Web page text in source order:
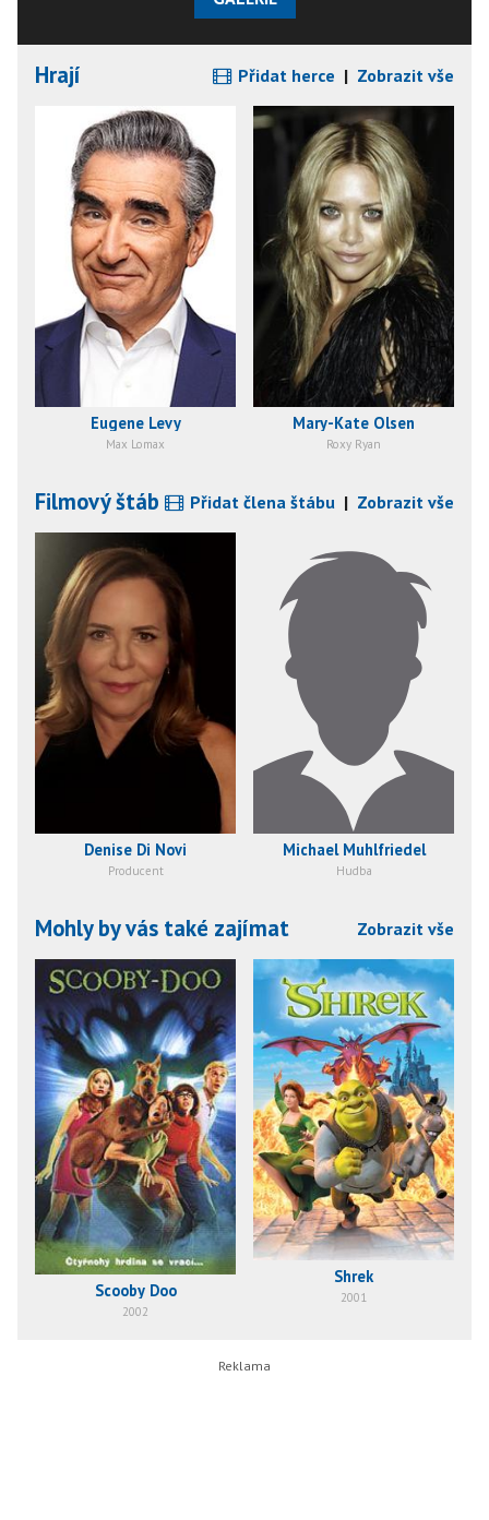
Hrají Přidat herce | Zobrazit vše
Eugene Levy
Max Lomax
Mary-Kate Olsen
Roxy Ryan
Filmový štáb Přidat člena štábu | Zobrazit vše
Denise Di Novi
Producent
Michael Muhlfriedel
Hudba
Mohly by vás také zajímat Zobrazit vše
Scooby Doo
2002
Shrek
2001